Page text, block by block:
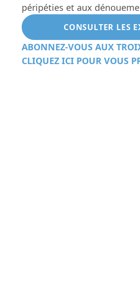
péripéties et aux
CONSULTER LES
ABONNEZ-VOUS AUX
CLIQUEZ ICI POUR VOUS